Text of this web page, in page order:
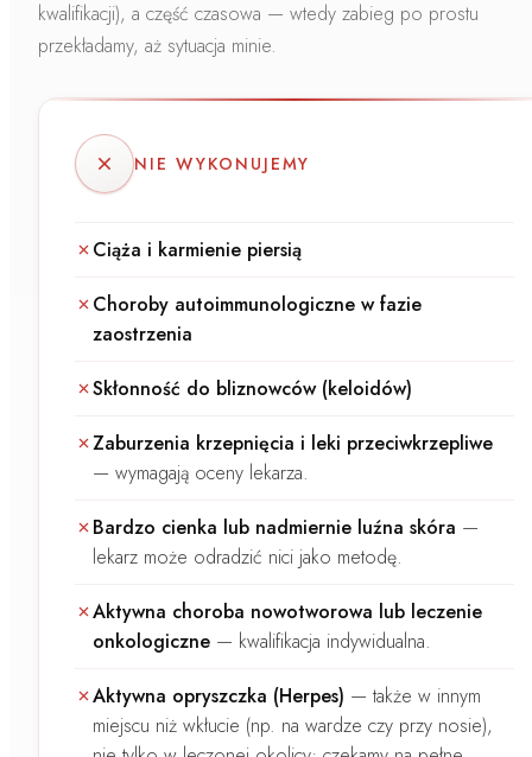
kwalifikacji), a część czasowa — wtedy zabieg po prostu
przekładamy, aż sytuacja minie.
NIE WYKONUJEMY
Ciąża i karmienie piersią
Choroby autoimmunologiczne w fazie
zaostrzenia
Skłonność do bliznowców (keloidów)
Zaburzenia krzepnięcia i leki przeciwkrzepliwe
— wymagają oceny lekarza.
Bardzo cienka lub nadmiernie luźna skóra —
lekarz może odradzić nici jako metodę.
Aktywna choroba nowotworowa lub leczenie
onkologiczne — kwalifikacja indywidualna.
Aktywna opryszczka (Herpes) — także w innym
miejscu niż wkłucie (np. na wardze czy przy nosie),